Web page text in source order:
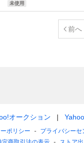
未使用
前へ
オークション
ポリシー プライバシーセ